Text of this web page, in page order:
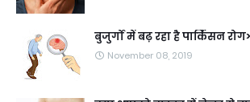
बुजुर्गों में बढ़ रहा है पार्किंसन रोग>
November 08, 2019